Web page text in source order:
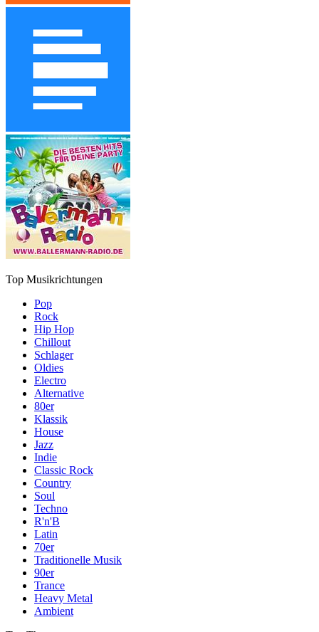
Top Musikrichtungen
Pop
Rock
Hip Hop
Chillout
Schlager
Oldies
Electro
Alternative
80er
Klassik
House
Jazz
Indie
Classic Rock
Country
Soul
Techno
R'n'B
Latin
70er
Traditionelle Musik
90er
Trance
Heavy Metal
Ambient